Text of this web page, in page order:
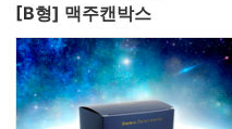
[B형] 맥주캔박스